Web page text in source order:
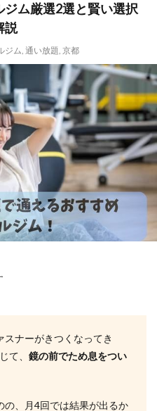
ム厳選2選と賢い選択
説
ジム, 通い放題, 京都
スナーがきつくなってき
て、 鏡の前でため息をつい
の、月4回では結果が出るか